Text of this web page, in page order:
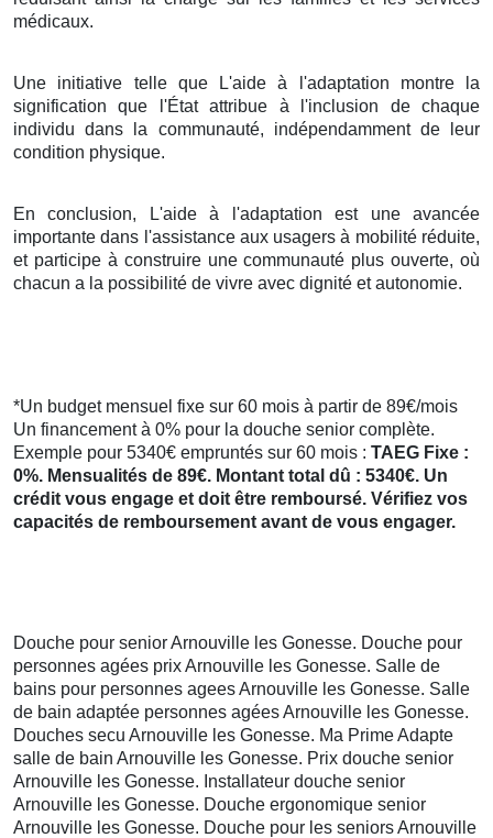
médicaux.
Une initiative telle que L'aide à l'adaptation montre la
signification que l'État attribue à l'inclusion de chaque
individu dans la communauté, indépendamment de leur
condition physique.
En conclusion, L'aide à l'adaptation est une avancée
importante dans l'assistance aux usagers à mobilité réduite,
et participe à construire une communauté plus ouverte, où
chacun a la possibilité de vivre avec dignité et autonomie.
*Un budget mensuel fixe sur 60 mois à partir de 89€/mois
Un financement à 0% pour la douche senior complète.
Exemple pour 5340€ empruntés sur 60 mois : TAEG Fixe :
0%. Mensualités de 89€. Montant total dû : 5340€. Un
crédit vous engage et doit être remboursé. Vérifiez vos
capacités de remboursement avant de vous engager.
Douche pour senior Arnouville les Gonesse. Douche pour
personnes agées prix Arnouville les Gonesse. Salle de
bains pour personnes agees Arnouville les Gonesse. Salle
de bain adaptée personnes agées Arnouville les Gonesse.
Douches secu Arnouville les Gonesse. Ma Prime Adapte
salle de bain Arnouville les Gonesse. Prix douche senior
Arnouville les Gonesse. Installateur douche senior
Arnouville les Gonesse. Douche ergonomique senior
Arnouville les Gonesse. Douche pour les seniors Arnouville